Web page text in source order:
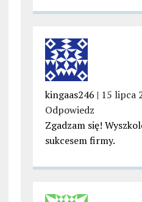
kingaas246 | 15 lipca
Odpowiedz
Zgadzam się!
sukcesem firmy.